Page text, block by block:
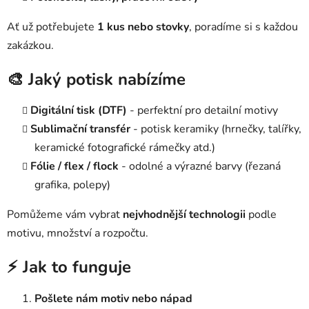
Ať už potřebujete 1 kus nebo stovky, poradíme si s každou
zakázkou.
🎨 Jaký potisk nabízíme
Digitální tisk (DTF) - perfektní pro detailní motivy
Sublimační transfér - potisk keramiky (hrnečky, talířky,
keramické fotografické rámečky atd.)
Fólie / flex / flock - odolné a výrazné barvy (řezaná
grafika, polepy)
Pomůžeme vám vybrat nejvhodnější technologii podle
motivu, množství a rozpočtu.
⚡ Jak to funguje
Pošlete nám motiv nebo nápad